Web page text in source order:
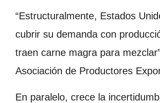
“Estructuralmente, Estados
cubrir su demanda con
traen carne magra para
Asociación de Productores
En paralelo, crece la